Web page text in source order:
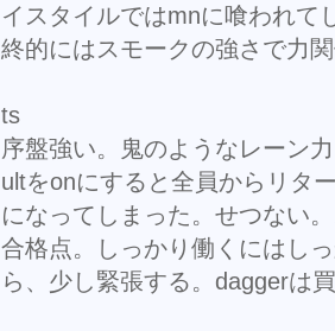
イスタイルではmnに喰われて
終的にはスモークの強さで力
ts
序盤強い。鬼のようなレーン
ultをonにすると全員からリタ
になってしまった。せつない
合格点。しっかり働くにはし
ら、少し緊張する。daggerは買